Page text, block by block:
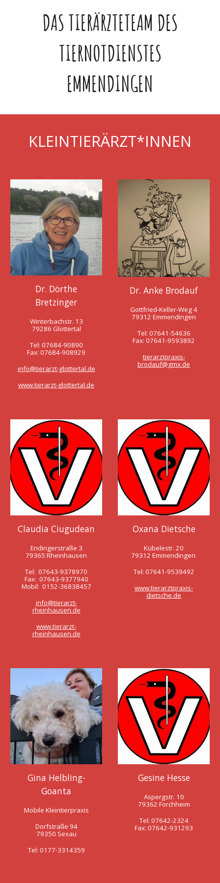
DAS TIERÄRZTETEAM DES
TIERNOTDIENSTES
EMMENDINGEN
KLEINTIERÄRZT*INNEN
Dr. Dörthe
Bretzinger
Winterbachstr. 13
79286 Glottertal
Tel: 07684-90890
Fax: 07684-908929
info@tierarzt-glottertal.de
www.tierarzt-glottertal.de
Dr. Anke Brodauf
Gottfried-Keller-Weg 4
79312 Emmendingen
Tel: 07641-54636
Fax: 07641-9593892
tierarztpraxis-
brodauf@gmx.de
Claudia Ciugudean
Endingerstraße 3
79365 Rheinhausen
Tel: 07643-9378970
Fax: 07643-9377940
Mobil: 0152-36838457
info@tierarzt-
rheinhausen.de
www.tierarzt-
rheinhausen.de
Oxana Dietsche
Kübelestr. 20
79312 Emmendingen
Tel: 07641-9539492
www.tierarztpraxis-
dietsche.de
Gina Helbling-
Goanta
Mobile Kleintierpraxis
Dorfstraße 94
79350 Sexau
Tel: 0177-3314359
Gesine Hesse
Aspergstr. 10
79362 Forchheim
Tel: 07642-2324
Fax: 07642-931293